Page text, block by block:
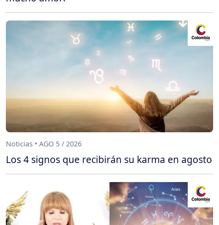
Noticias • AGO 5 / 2026
Los 4 signos que recibirán su karma en agosto